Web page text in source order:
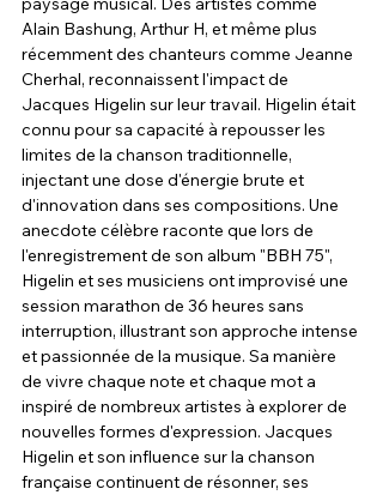
Alain Bashung, Arthur H, et même plus
récemment des chanteurs comme Jeanne
Cherhal, reconnaissent l'impact de
Jacques Higelin sur leur travail. Higelin était
connu pour sa capacité à repousser les
limites de la chanson traditionnelle,
injectant une dose d'énergie brute et
d'innovation dans ses compositions. Une
anecdote célèbre raconte que lors de
l'enregistrement de son album "BBH 75",
Higelin et ses musiciens ont improvisé une
session marathon de 36 heures sans
interruption, illustrant son approche intense
et passionnée de la musique. Sa manière
de vivre chaque note et chaque mot a
inspiré de nombreux artistes à explorer de
nouvelles formes d'expression. Jacques
Higelin et son influence sur la chanson
française continuent de résonner, ses